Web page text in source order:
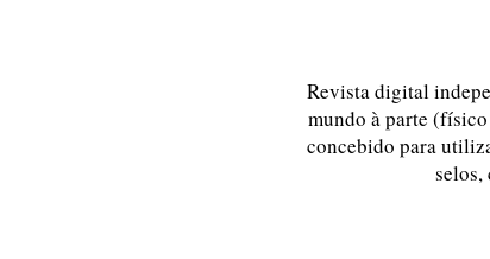
Revista digital
mundo à parte
concebido para
selos,